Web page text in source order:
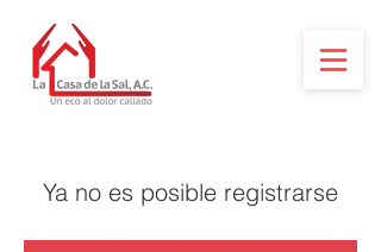
Ya no es posible registrarse